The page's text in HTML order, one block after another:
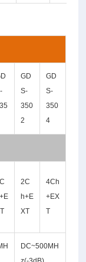
GD
S-
350
2
GD
S-
350
4
2C
h+E
XT
4Ch
+EX
T
DC~500MH